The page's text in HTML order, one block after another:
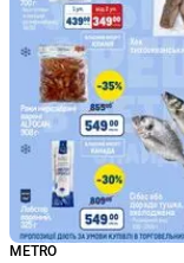
METRO